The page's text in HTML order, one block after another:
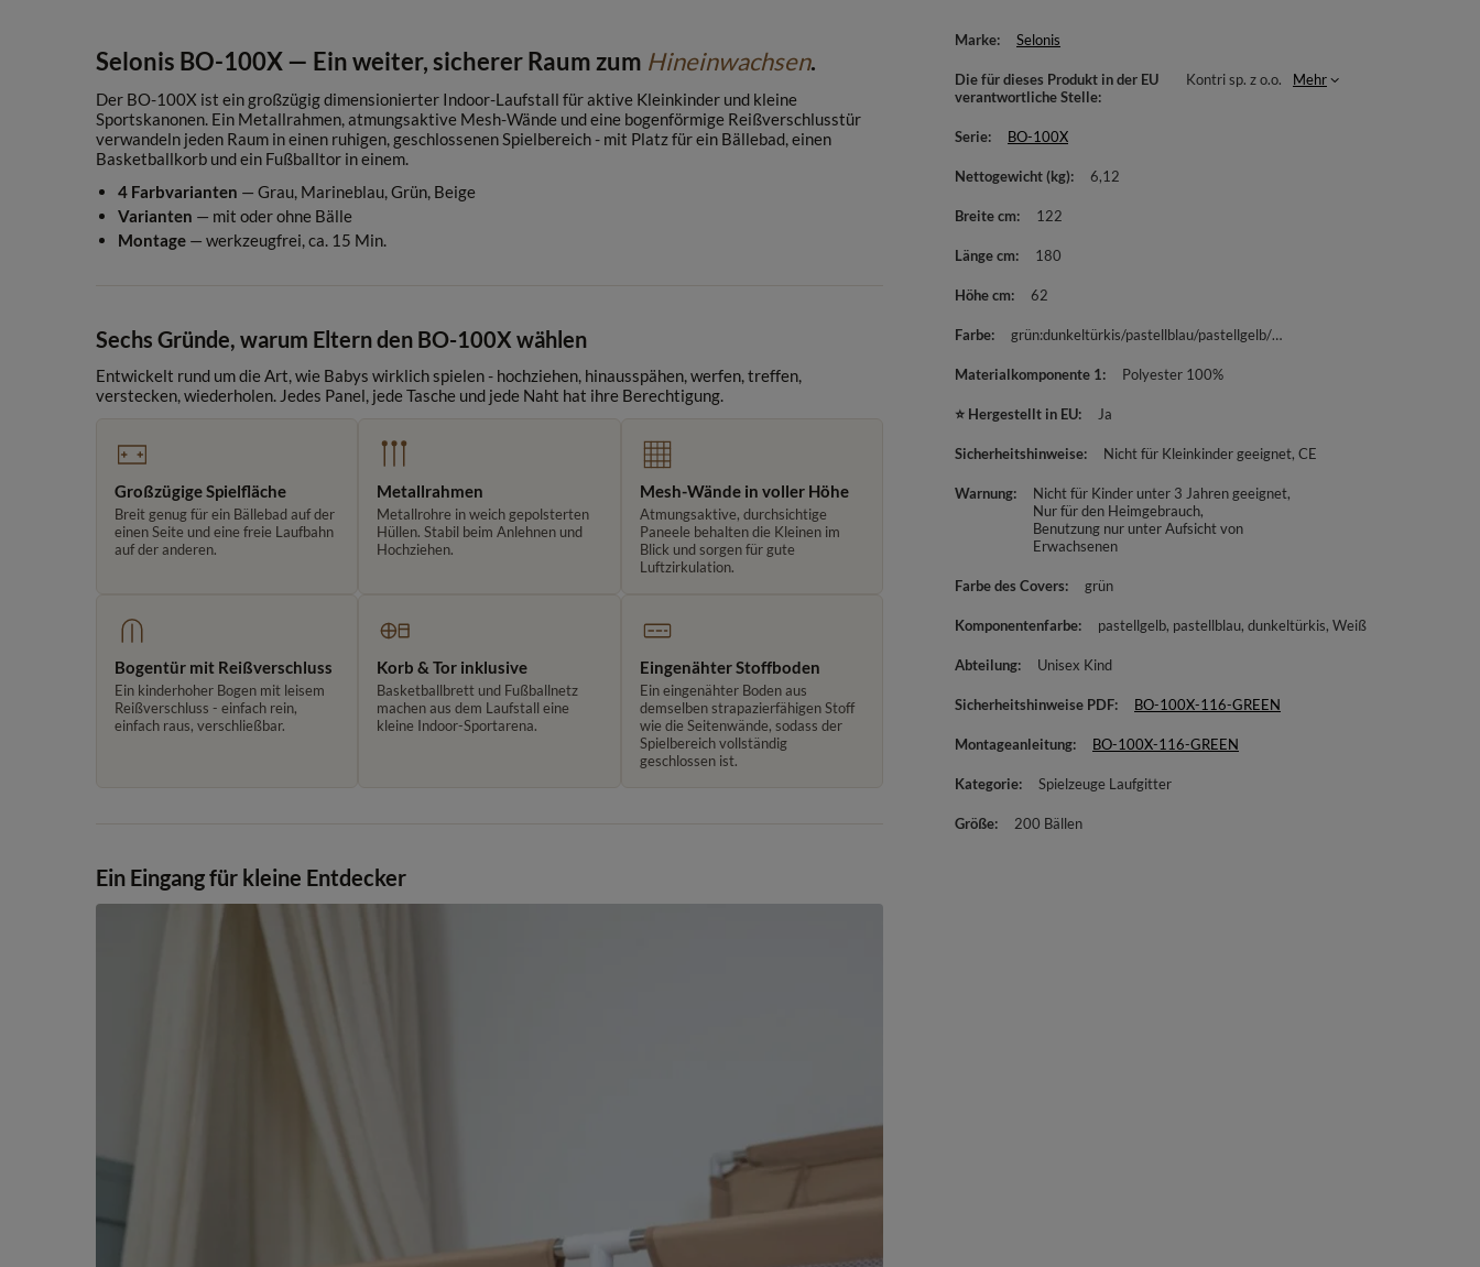
Selonis BO-100X — Ein weiter, sicherer Raum zum Hineinwachsen.
Der BO-100X ist ein großzügig dimensionierter Indoor-Laufstall für aktive Kleinkinder und kleine
Sportskanonen. Ein Metallrahmen, atmungsaktive Mesh-Wände und eine bogenförmige Reißverschlusstür
verwandeln jeden Raum in einen ruhigen, geschlossenen Spielbereich - mit Platz für ein Bällebad, einen
Basketballkorb und ein Fußballtor in einem.
4 Farbvarianten — Grau, Marineblau, Grün, Beige
Varianten — mit oder ohne Bälle
Montage — werkzeugfrei, ca. 15 Min.
Sechs Gründe, warum Eltern den BO-100X wählen
Entwickelt rund um die Art, wie Babys wirklich spielen - hochziehen, hinausspähen, werfen, treffen,
verstecken, wiederholen. Jedes Panel, jede Tasche und jede Naht hat ihre Berechtigung.
Großzügige Spielfläche
Breit genug für ein Bällebad auf der
einen Seite und eine freie Laufbahn
auf der anderen.
Metallrahmen
Metallrohre in weich gepolsterten
Hüllen. Stabil beim Anlehnen und
Hochziehen.
Mesh-Wände in voller Höhe
Atmungsaktive, durchsichtige
Paneele behalten die Kleinen im
Blick und sorgen für gute
Luftzirkulation.
Bogentür mit Reißverschluss
Ein kinderhoher Bogen mit leisem
Reißverschluss - einfach rein,
einfach raus, verschließbar.
Korb & Tor inklusive
Basketballbrett und Fußballnetz
machen aus dem Laufstall eine
kleine Indoor-Sportarena.
Eingenähter Stoffboden
Ein eingenähter Boden aus
demselben strapazierfähigen Stoff
wie die Seitenwände, sodass der
Spielbereich vollständig
geschlossen ist.
Ein Eingang für kleine Entdecker
Marke Selonis
Die für dieses Produkt in der EU
verantwortliche Stelle
Kontri sp. z o.o. Mehr
Serie BO-100X
Nettogewicht (kg) 6,12
Breite cm 122
Länge cm 180
Höhe cm 62
Farbe grün:dunkeltürkis/pastellblau/pastellgelb/weiß
Materialkomponente 1 Polyester 100%
⭐ Hergestellt in EU Ja
Sicherheitshinweise Nicht für Kleinkinder geeignet CE
Warnung
Nicht für Kinder unter 3 Jahren geeignet
Nur für den Heimgebrauch
Benutzung nur unter Aufsicht von
Erwachsenen
Farbe des Covers grün
Komponentenfarbe pastellgelb pastellblau dunkeltürkis Weiß
Abteilung Unisex Kind
Sicherheitshinweise PDF BO-100X-116-GREEN
Montageanleitung BO-100X-116-GREEN
Kategorie Spielzeuge Laufgitter
Größe 200 Bällen